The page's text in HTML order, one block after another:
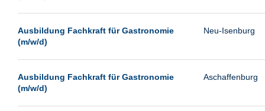
Leipzig
Magdeburg
Ausbildung Fachkraft für Gastronomie
(m/w/d)
Neu-Isenburg
Ausbildung Fachkraft für Gastronomie
(m/w/d)
Aschaffenburg